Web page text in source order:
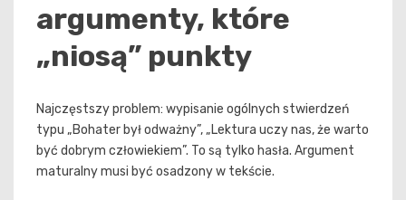
argumenty, które
„niosą” punkty
Najczęstszy problem: wypisanie ogólnych stwierdzeń
typu „Bohater był odważny”, „Lektura uczy nas, że warto
być dobrym człowiekiem”. To są tylko hasła. Argument
maturalny musi być osadzony w tekście.